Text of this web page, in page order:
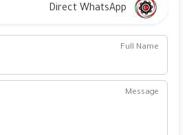
Full Name
Message